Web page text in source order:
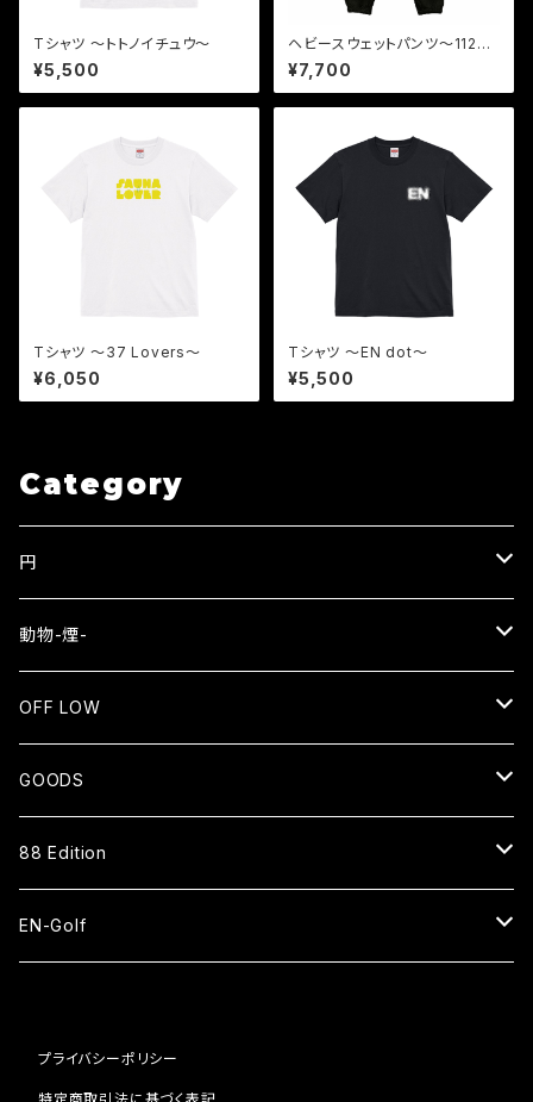
Tシャツ 〜トトノイチュウ〜
¥5,500
ヘビースウェットパンツ〜112
6〜
¥7,700
Tシャツ 〜37 Lovers〜
¥6,050
Tシャツ 〜EN dot〜
¥5,500
Category
円
EN
長袖Tシャツ
スウェット
動物-煙-
NEKO⇄OKEN
長袖Tシャツ
バッグ
SMOKE WOLF⇄狼煙
EN=猿
OFF LOW
SENTO
長袖Tシャツ
パーカー
ブルゾン
GOODS
CAP
HAT
BAG
88 Edition
ベースボールシャツ
キャップ
EN-Golf
ピステ
PAR109 2H
プライバシーポリシー